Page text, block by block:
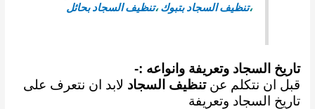
،تنظيف السجاد بتبوك،تنظيف السجاد بحائل
تاريخ السجاد وتعريفة وانواعه :-
قبل ان نتكلم عنتنظيف السجاد لابد ان نتعرف على
تاريخ السجاد وتعريفة